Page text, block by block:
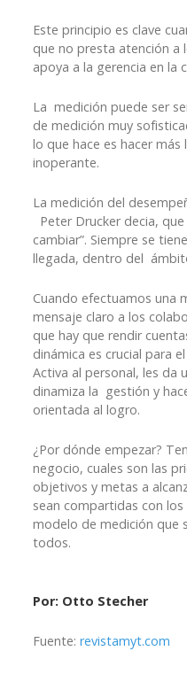
Este principio es clave
que no presta atención a
apoya a la gerencia en la
La medición puede ser
de medición muy
lo que hace es hacer
inoperante.
La medición del
Peter Drucker decia,
cambiar”. Siempre se
llegada, dentro del
Cuando efectuamos una
mensaje claro a los
que hay que rendir
dinámica es crucial para
Activa al personal, les da
dinamiza la gestión y
orientada al logro.
¿Por dónde empezar?
negocio, cuales son las
objetivos y metas a
sean compartidas con
modelo de medición que
todos.
Por: Otto Stecher
Fuente: revistamyt.com